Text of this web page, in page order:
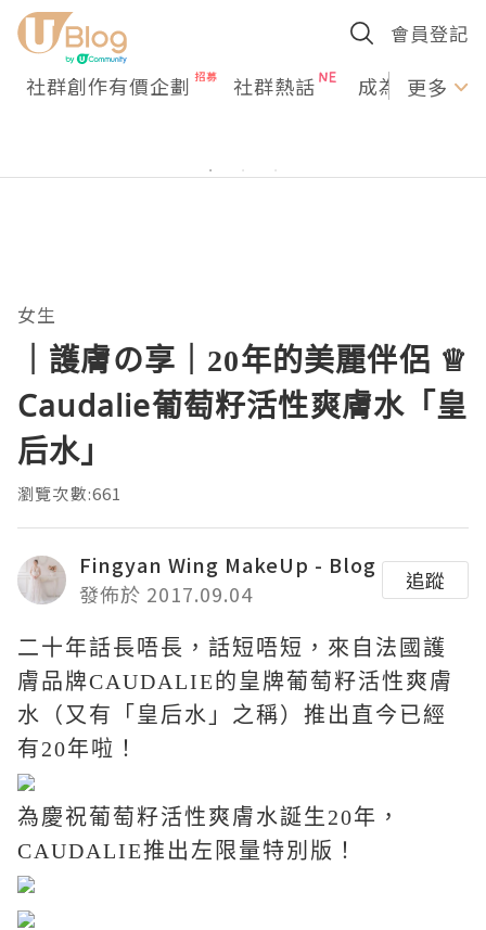
會員登記
社群創作有價企劃 社群熱話 成為U更多
女生
｜護膚の享｜20年的美麗伴侶 ♕
Caudalie葡萄籽活性爽膚水「皇
后水」
瀏覽次數:661
Fingyan Wing MakeUp - Blog
發佈於 2017.09.04
追蹤
二十年話長唔長，話短唔短， 來自法國護
膚品牌CAUDALIE的皇牌葡萄籽活性爽膚
水（又有「皇后水」之稱）推出直今已經
有20年啦！
為慶祝葡萄籽活性爽膚水誕生 20年，
CAUDALIE推出左 限量特別版！